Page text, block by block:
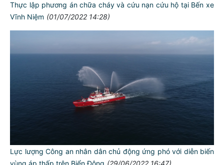
Thực lập phương án chữa cháy và cứu nạn cứu hộ tại Bến xe
Vĩnh Niệm (01/07/2022 14:28)
Lực lượng Công an nhân dân chủ động ứng phó với diễn biến
vùng áp thấp trên Biển Đông (29/06/2022 16:47)